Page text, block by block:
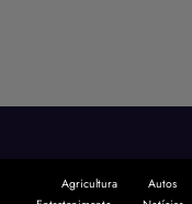
Agricultura Autos